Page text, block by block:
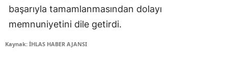
başarıyla tamamlanmasından dolayı
memnuniyetini dile getirdi.
Kaynak: İHLAS HABER AJANSI